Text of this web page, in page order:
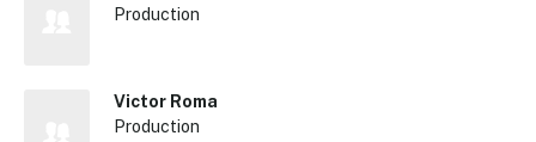
Production
Victor Roma
Production